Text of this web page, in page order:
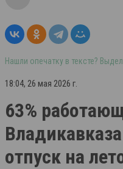
Нашли опечатку в тексте?
18:04, 26 мая 2026 г.
63%
отпуск на